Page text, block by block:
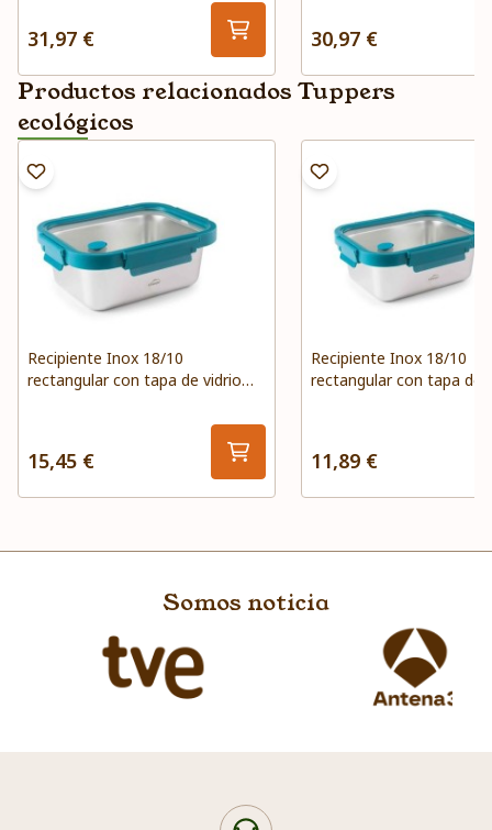
31,97 € 30,97 €
Productos relacionados Tuppers
ecológicos
Recipiente Inox 18/10
rectangular con tapa de vidrio
15,45 €
Recipiente Inox 18/10
rectangular con tapa de
11,89 €
Somos noticia